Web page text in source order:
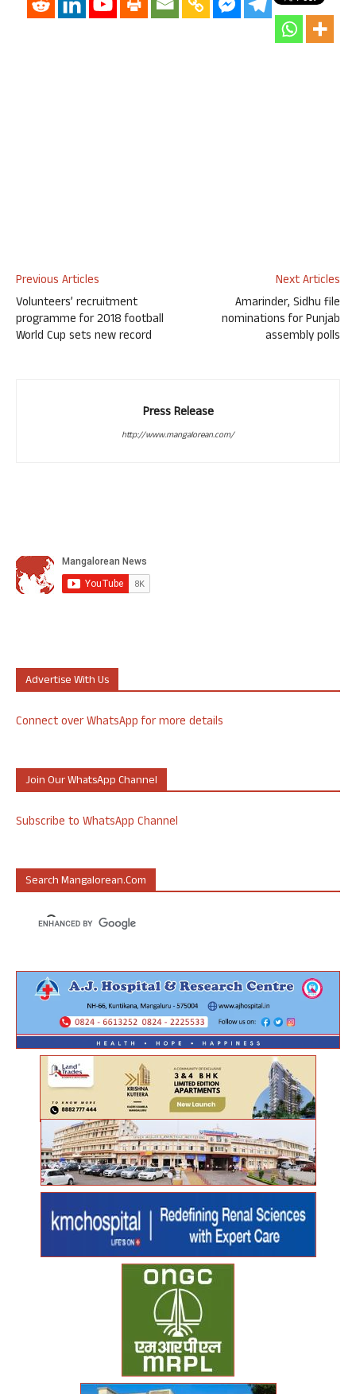
Previous Articles
Volunteers’ recruitment
programme for 2018 football
World Cup sets new record
Next Articles
Amarinder, Sidhu file
nominations for Punjab
assembly polls
Press Release
http://www.mangalorean.com/
Advertise With Us
Connect over WhatsApp for more details
Join Our WhatsApp Channel
Subscribe to WhatsApp Channel
Search Mangalorean.com